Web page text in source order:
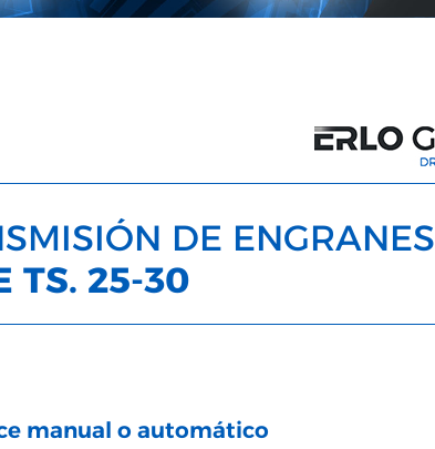
DE ENGRANES
TS. 25-30
manual o automático